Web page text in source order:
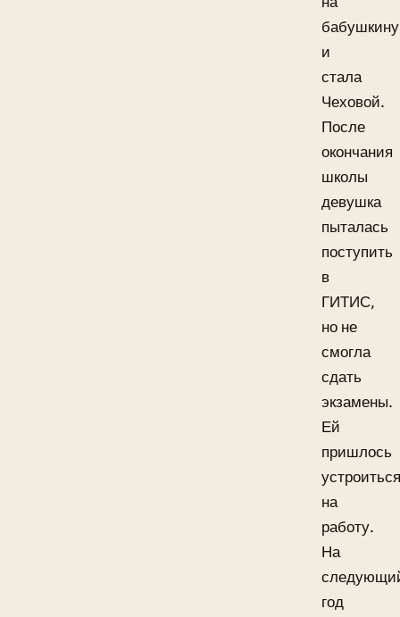
бабушкину
и
стала
Чеховой.
После
окончания
школы
девушка
пыталась
поступить
в
ГИТИС,
но не
смогла
сдать
экзамены.
Ей
пришлось
устроиться
на
работу.
На
год